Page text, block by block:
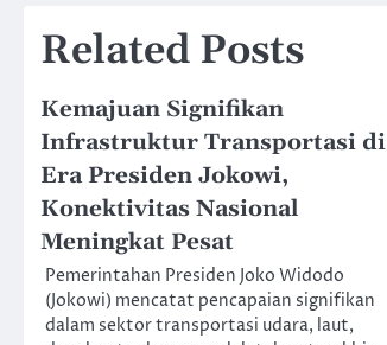
Related Posts
Kemajuan Signifikan
Infrastruktur Transportasi di
Era Presiden Jokowi,
Konektivitas Nasional
Meningkat Pesat
Pemerintahan Presiden Joko Widodo
(Jokowi) mencatat pencapaian signifikan
dalam sektor transportasi udara, laut,